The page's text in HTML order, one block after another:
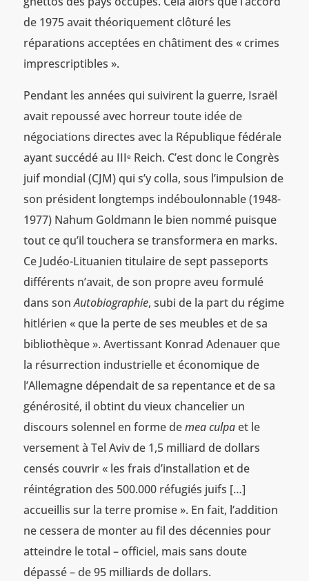
de 1975 avait théoriquement clôturé les
réparations acceptées en châtiment des « crimes
imprescriptibles ».
Pendant les années qui suivirent la guerre, Israël
avait repoussé avec horreur toute idée de
négociations directes avec la République fédérale
ayant succédé au IIIeReich. C’est donc le Congrès
juif mondial (CJM) qui s’y colla, sous l’impulsion de
son président longtemps indéboulonnable (1948-
1977) Nahum Goldmann le bien nommé puisque
tout ce qu’il touchera se transformera en marks.
Ce Judéo-Lituanien titulaire de sept passeports
différents n’avait, de son propre aveu formulé
dans sonAutobiographie, subi de la part du régime
hitlérien « que la perte de ses meubles et de sa
bibliothèque ». Avertissant Konrad Adenauer que
la résurrection industrielle et économique de
l’Allemagne dépendait de sa repentance et de sa
générosité, il obtint du vieux chancelier un
discours solennel en forme demea culpaet le
versement à Tel Aviv de 1,5 milliard de dollars
censés couvrir « les frais d’installation et de
réintégration des 500.000 réfugiés juifs […]
accueillis sur la terre promise ». En fait, l’addition
ne cessera de monter au fil des décennies pour
atteindre le total – officiel, mais sans doute
dépassé – de 95 milliards de dollars.